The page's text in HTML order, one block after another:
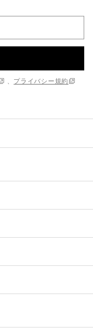
プライバシー規約